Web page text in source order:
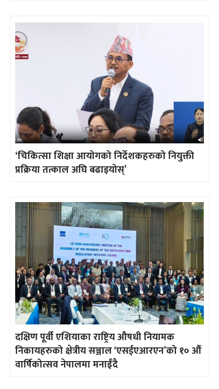
‘चिकित्सा शिक्षा आयोगको निर्देशकहरुको नियुक्ती
प्रक्रिया तत्काल अघि बढाइयोस्’
दक्षिण पूर्वी एशियाका राष्ट्रिय औषधी नियामक
निकायहरुको क्षेत्रीय सञ्जाल ‘एसईएआरएन’को १० औँ
वार्षिकोत्सव नेपालमा मनाईँदै